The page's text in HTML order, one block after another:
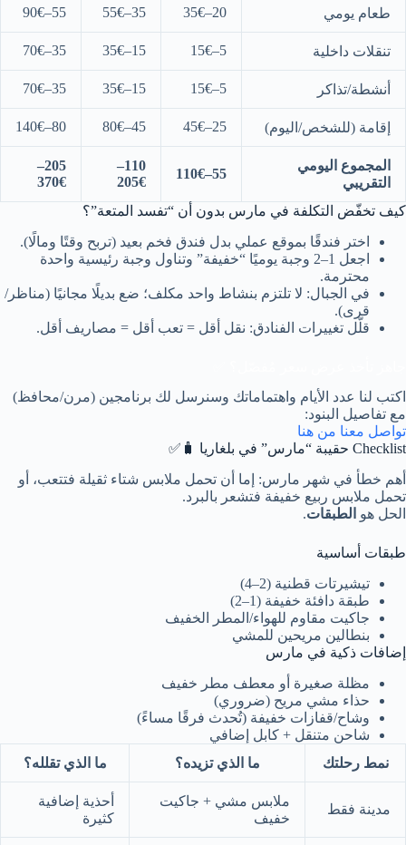
طعام يومي 20–35€
35–55€
55–90€
تنقلات داخلية 5–15€
15–35€
35–70€
أنشطة/تذاكر 5–15€
15–35€
35–70€
إقامة (للشخص/اليوم) 25–45€
45–80€
80–140€
المجموع اليومي
التقريبي
55–110€
110–
205€
205–
370€
كيف تخفّض التكلفة في مارس بدون أن “تفسد المتعة”؟
اختر فندقًا بموقع عملي بدل فندق فخم بعيد (تربح وقتًا ومالًا).
اجعل 1–2 وجبة يوميًا “خفيفة” وتناول وجبة رئيسية واحدة
محترمة.
في الجبال: لا تلتزم بنشاط واحد مكلف؛ ضع بديلًا مجانيًا (مناظر/
قرى).
قلّل تغييرات الفنادق: نقل أقل = تعب أقل = مصاريف أقل.
اكتب لنا عدد الأيام واهتماماتك وسنرسل لك برنامجين (مرن/محافظ)
مع تفاصيل البنود:
تواصل معنا من هنا
Checklist حقيبة “مارس” في بلغاريا 🧳✅
أهم خطأ في شهر مارس: إما أن تحمل ملابس شتاء ثقيلة فتتعب، أو
تحمل ملابس ربيع خفيفة فتشعر بالبرد.
الحل هو الطبقات.
طبقات أساسية
تيشيرتات قطنية (2–4)
طبقة دافئة خفيفة (1–2)
جاكيت مقاوم للهواء/المطر الخفيف
بنطالين مريحين للمشي
إضافات ذكية في مارس
مظلة صغيرة أو معطف مطر خفيف
حذاء مشي مريح (ضروري)
وشاح/قفازات خفيفة (تُحدث فرقًا مساءً)
شاحن متنقل + كابل إضافي
نمط رحلتك
ما الذي تزيده؟ ما الذي تقلله؟
مدينة فقط
ملابس مشي + جاكيت
خفيف
أحذية إضافية
كثيرة